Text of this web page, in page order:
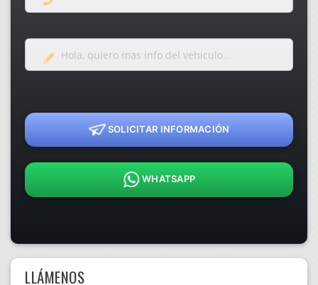
SOLICITAR INFORMACIÓN
WHATSAPP
LLÁMENOS